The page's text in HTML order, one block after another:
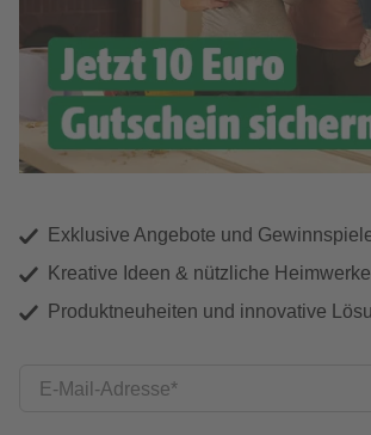
Exklusive Angebote und
Kreative Ideen & nützliche
Produktneuheiten und innovative
E-Mail-Adresse